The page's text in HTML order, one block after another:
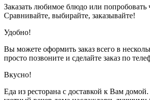
Заказать любимое блюдо или попробовать
Сравнивайте, выбирайте, заказывайте!
Удобно!
Вы можете оформить заказ всего в
просто позвоните и сделайте заказ по
Вкусно!
Еда из ресторана с доставкой к Вам